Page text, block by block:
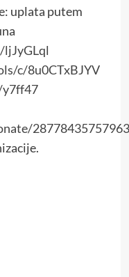
uplata putem
c/8u0CTxBJYV